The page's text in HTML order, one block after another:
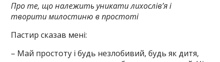
Про те, що належить уникати лихослів’я і
творити милостиню в простоті
Пастир сказав мені:
– Май простоту і будь незлобивий, будь як дитя,